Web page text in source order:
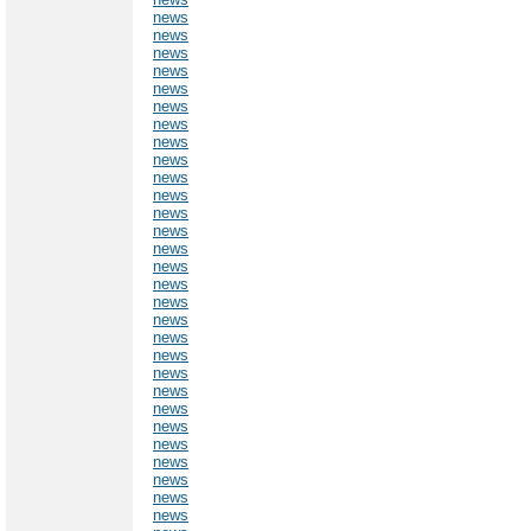
news
news
news
news
news
news
news
news
news
news
news
news
news
news
news
news
news
news
news
news
news
news
news
news
news
news
news
news
news